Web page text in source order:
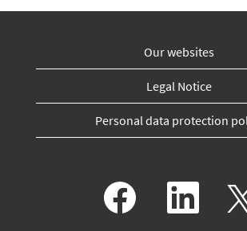
Our websites
Legal Notice
Personal data protection
S
e
a
S
a
S
e
a